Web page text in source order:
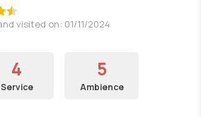
visited on: 01/11/2024
4
Service
5
Ambience